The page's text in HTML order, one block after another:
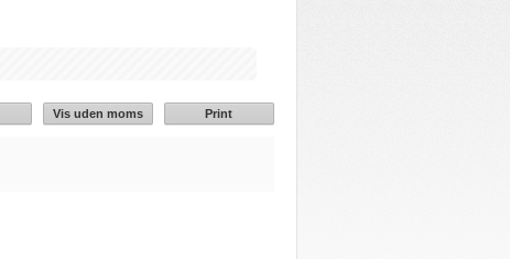
Vis uden moms Print